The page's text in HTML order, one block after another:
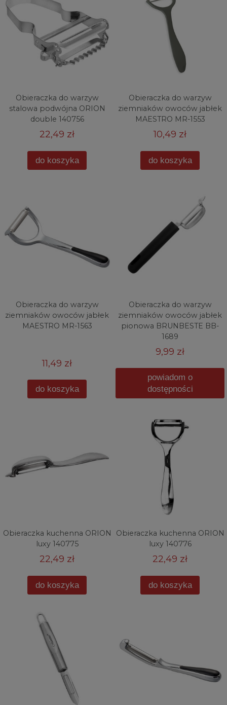
Obieraczka do warzyw
stalowa podwójna ORION
double 140756
22,49 zł
do koszyka
Obieraczka do warzyw
ziemniaków owoców jabłek
MAESTRO MR-1553
10,49 zł
do koszyka
Obieraczka do warzyw
ziemniaków owoców jabłek
MAESTRO MR-1563
11,49 zł
do koszyka
Obieraczka do warzyw
ziemniaków owoców jabłek
pionowa BRUNBESTE BB-
1689
9,99 zł
powiadom o
dostępności
Obieraczka kuchenna ORION
luxy 140775
22,49 zł
do koszyka
Obieraczka kuchenna ORION
luxy 140776
22,49 zł
do koszyka